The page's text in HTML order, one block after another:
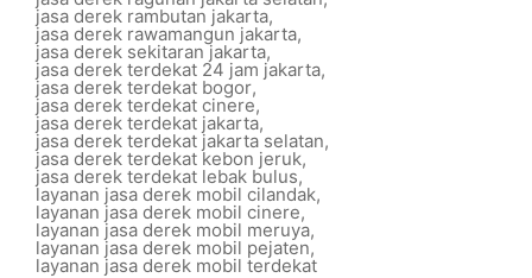
jasa derek rambutan jakarta,
jasa derek rawamangun jakarta,
jasa derek sekitaran jakarta,
jasa derek terdekat 24 jam jakarta,
jasa derek terdekat bogor,
jasa derek terdekat cinere,
jasa derek terdekat jakarta,
jasa derek terdekat jakarta selatan,
jasa derek terdekat kebon jeruk,
jasa derek terdekat lebak bulus,
layanan jasa derek mobil cilandak,
layanan jasa derek mobil cinere,
layanan jasa derek mobil meruya,
layanan jasa derek mobil pejaten,
layanan jasa derek mobil terdekat